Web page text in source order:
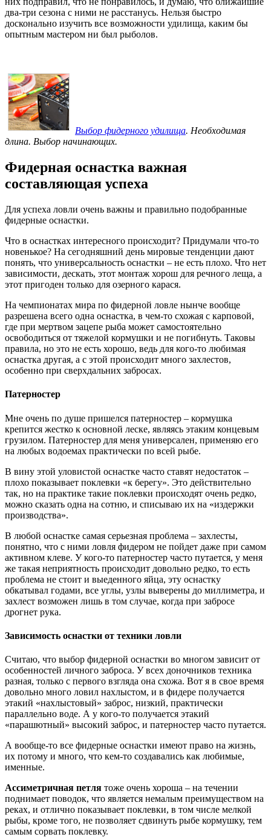
два-три сезона с ними не расстанусь. Нельзя быстро
досконально изучить все возможности удилища, каким бы
опытным мастером ни был рыболов.
Выбор фидерного удилища. Необходимая
длина. Выбор начинающих.
Фидерная оснастка важная
составляющая успеха
Для успеха ловли очень важны и правильно подобранные
фидерные оснастки.
Что в оснастках интересного происходит? Придумали что-то
новенькое? На сегодняшний день мировые тенденции дают
понять, что универсальность оснастки – не есть плохо. Что нет
зависимости, дескать, этот монтаж хорош для речного леща, а
этот пригоден только для озерного карася.
На чемпионатах мира по фидерной ловле нынче вообще
разрешена всего одна оснастка, в чем-то схожая с карповой,
где при мертвом зацепе рыба может самостоятельно
освободиться от тяжелой кормушки и не погибнуть. Таковы
правила, но это не есть хорошо, ведь для кого-то любимая
оснастка другая, а с этой происходит много захлестов,
особенно при сверхдальних забросах.
Патерностер
Мне очень по душе пришелся патерностер – кормушка
крепится жестко к основной леске, являясь этаким концевым
грузилом. Патерностер для меня универсален, применяю его
на любых водоемах практически по всей рыбе.
В вину этой уловистой оснастке часто ставят недостаток –
плохо показывает поклевки «к берегу». Это действительно
так, но на практике такие поклевки происходят очень редко,
можно сказать одна на сотню, и списываю их на «издержки
производства».
В любой оснастке самая серьезная проблема – захлесты,
понятно, что с ними ловля фидером не пойдет даже при самом
активном клеве. У кого-то патерностер часто путается, у меня
же такая неприятность происходит довольно редко, то есть
проблема не стоит и выеденного яйца, эту оснастку
обкатывал годами, все углы, узлы выверены до миллиметра, и
захлест возможен лишь в том случае, когда при забросе
дрогнет рука.
Зависимость оснастки от техники ловли
Считаю, что выбор фидерной оснастки во многом зависит от
особенностей личного заброса. У всех доночников техника
разная, только с первого взгляда она схожа. Вот я в свое время
довольно много ловил нахлыстом, и в фидере получается
этакий «нахлыстовый» заброс, низкий, практически
параллельно воде. А у кого-то получается этакий
«парашютный» высокий заброс, и патерностер часто путается.
А вообще-то все фидерные оснастки имеют право на жизнь,
их потому и много, что кем-то создавались как любимые,
именные.
Ассиметричная петля тоже очень хороша – на течении
поднимает поводок, что является немалым преимуществом на
реках, и отлично показывает поклевки, в том числе мелкой
рыбы, кроме того, не позволяет сдвинуть рыбе кормушку, тем
самым сорвать поклевку.